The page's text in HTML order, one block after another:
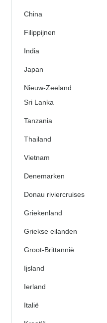
China
Filippijnen
India
Japan
Nieuw-Zeeland
Sri Lanka
Tanzania
Thailand
Vietnam
Denemarken
Donau riviercruises
Griekenland
Griekse eilanden
Groot-Brittannië
Ijsland
Ierland
Italië